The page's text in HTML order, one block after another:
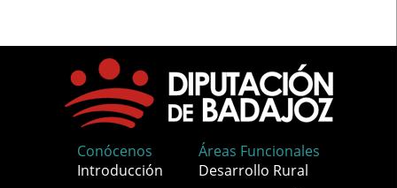
Conócenos
Introducción
Áreas Funcionales
Desarrollo Rural